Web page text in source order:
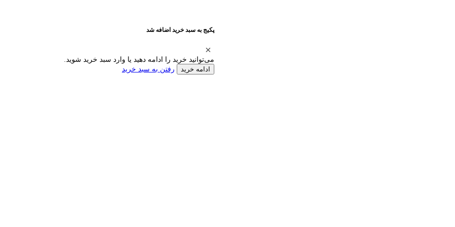
پکیج به سبد خرید اضافه شد
می‌توانید خرید را ادامه دهید یا وارد سبد خرید شوید.
ادامه خرید رفتن به سبد خرید